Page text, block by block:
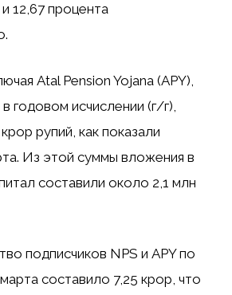
12,67 процента
Atal Pension Yojana (APY),
годовом исчислении (г/г),
рупий, как показали
Из этой суммы вложения в
составили около 2,1 млн
подписчиков NPS и APY по
составило 7,25 крор, что